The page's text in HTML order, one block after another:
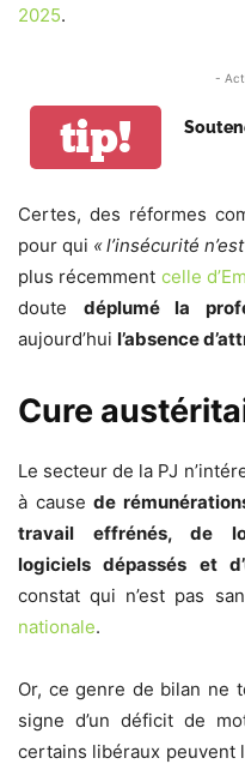
2025.
-
tip!
Certes, des réformes
pour qui « l’insécurité
plus récemment celle
doute déplumé la
aujourd’hui l’absence
Cure
Le secteur de la PJ
à cause de
travail effrénés, de
logiciels dépassés et
constat qui n’est pas
nationale.
Or, ce genre de bilan ne
signe d’un déficit de
certains libéraux peuvent